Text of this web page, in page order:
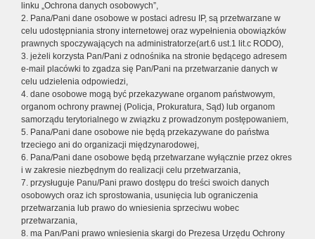
linku „Ochrona danych osobowych”,
2. Pana/Pani dane osobowe w postaci adresu IP, są przetwarzane w
celu udostępniania strony internetowej oraz wypełnienia obowiązków
prawnych spoczywających na administratorze(art.6 ust.1 lit.c RODO),
3. jeżeli korzysta Pan/Pani z odnośnika na stronie będącego adresem
e-mail placówki to zgadza się Pan/Pani na przetwarzanie danych w
celu udzielenia odpowiedzi,
4. dane osobowe mogą być przekazywane organom państwowym,
organom ochrony prawnej (Policja, Prokuratura, Sąd) lub organom
samorządu terytorialnego w związku z prowadzonym postępowaniem,
5. Pana/Pani dane osobowe nie będą przekazywane do państwa
trzeciego ani do organizacji międzynarodowej,
6. Pana/Pani dane osobowe będą przetwarzane wyłącznie przez okres
i w zakresie niezbędnym do realizacji celu przetwarzania,
7. przysługuje Panu/Pani prawo dostępu do treści swoich danych
osobowych oraz ich sprostowania, usunięcia lub ograniczenia
przetwarzania lub prawo do wniesienia sprzeciwu wobec
przetwarzania,
8. ma Pan/Pani prawo wniesienia skargi do Prezesa Urzędu Ochrony